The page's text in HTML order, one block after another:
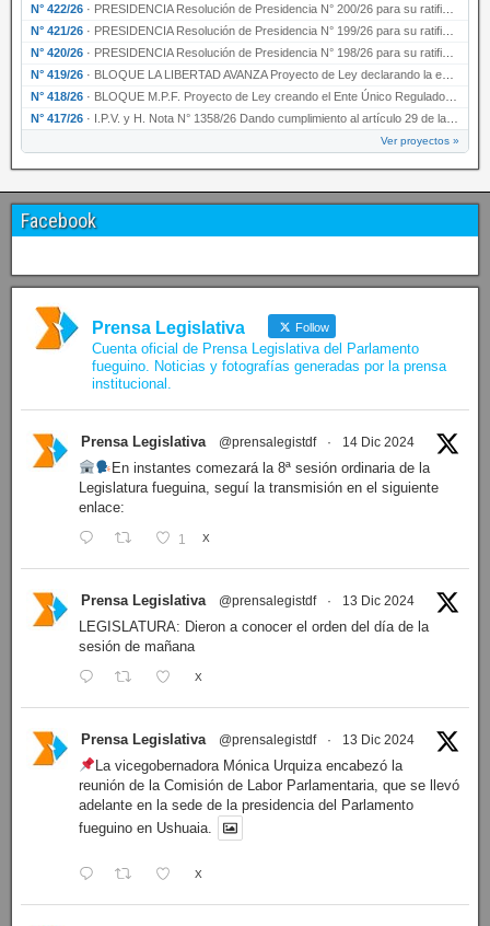
N° 422/26 · PRESIDENCIA Resolución de Presidencia N° 200/26 para su ratificación.
N° 421/26 · PRESIDENCIA Resolución de Presidencia N° 199/26 para su ratificación.
N° 420/26 · PRESIDENCIA Resolución de Presidencia N° 198/26 para su ratificación.
N° 419/26 · BLOQUE LA LIBERTAD AVANZA Proyecto de Ley declarando la esencialidad del servicio educativ…
N° 418/26 · BLOQUE M.P.F. Proyecto de Ley creando el Ente Único Regulador de servicios públicos de la …
N° 417/26 · I.P.V. y H. Nota N° 1358/26 Dando cumplimiento al artículo 29 de la Ley provincial N° 1399…
Ver proyectos »
Facebook
Prensa Legislativa Follow
Cuenta oficial de Prensa Legislativa del Parlamento
fueguino. Noticias y fotografías generadas por la prensa
institucional.
Prensa Legislativa @prensalegistdf · 14 Dic 2024
En instantes comezará la 8ª sesión ordinaria de la
Legislatura fueguina, seguí la transmisión en el siguiente
enlace:
1 X
Prensa Legislativa @prensalegistdf · 13 Dic 2024
LEGISLATURA: Dieron a conocer el orden del día de la
sesión de mañana
X
Prensa Legislativa @prensalegistdf · 13 Dic 2024
La vicegobernadora Mónica Urquiza encabezó la
reunión de la Comisión de Labor Parlamentaria, que se llevó
adelante en la sede de la presidencia del Parlamento
fueguino en Ushuaia.
X